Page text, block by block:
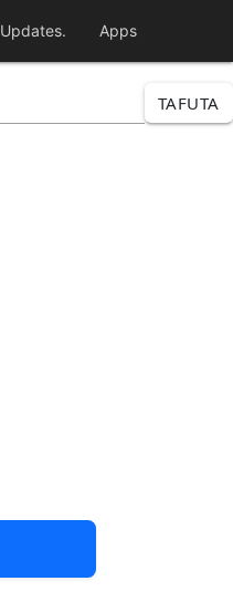
Updates. Apps
TAFUTA